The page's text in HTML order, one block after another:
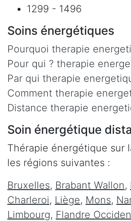
1299 - 1496
Soins énergétiques
Pourquoi therapie
Pour qui ? therapie
Par qui therapie
Comment therapie
Distance therapie
Soin énergétique
Thérapie énergétique sur
les régions suivantes :
Bruxelles, Brabant Wallon,
Charleroi, Liège, Mons,
Limbourg, Flandre